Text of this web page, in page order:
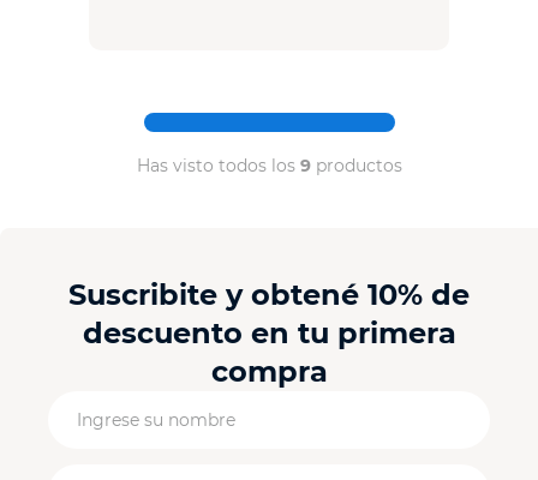
Has visto todos los 9productos
Suscribite y obtené 10% de
descuento en tu primera
compra